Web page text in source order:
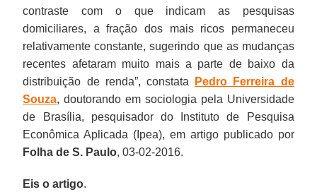
contraste com o que indicam as pesquisas
domiciliares, a fração dos mais ricos permaneceu
relativamente constante, sugerindo que as mudanças
recentes afetaram muito mais a parte de baixo da
distribuição de renda”, constata
Pedro Ferreira de
Souza, doutorando em sociologia pela Universidade
de Brasília, pesquisador do Instituto de Pesquisa
Econômica Aplicada (Ipea), em artigo publicado por
Folha de S. Paulo, 03-02-2016.
Eis o artigo.